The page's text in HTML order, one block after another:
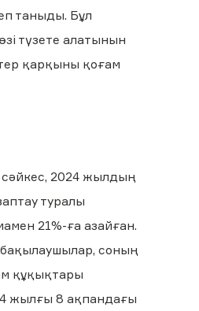
таныды. Бұл
түзете алатынын
қарқыны қоғам
2024 жылдың
туралы
21%-ға азайған.
соның
құқықтары
жылғы 8 ақпандағы